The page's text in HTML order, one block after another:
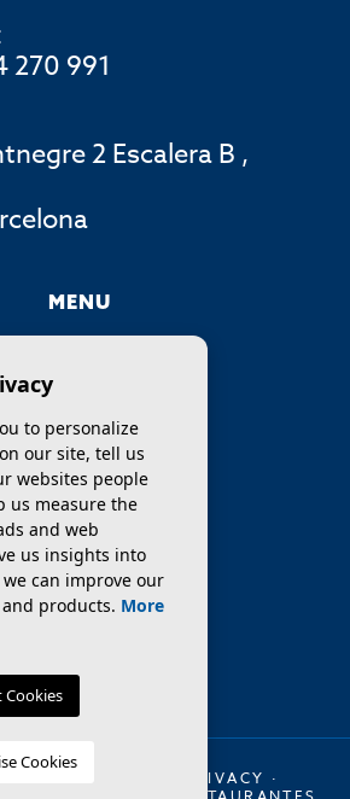
270 991
2 Escalera B ,
MENU
PROPERTIES
SERVICES
SELL / TRANSFER
NEWS
PRIVACY ·
to personalize
our site, tell us
websites people
us measure the
and web
us insights into
can improve our
products. More
Cookies
Cookies